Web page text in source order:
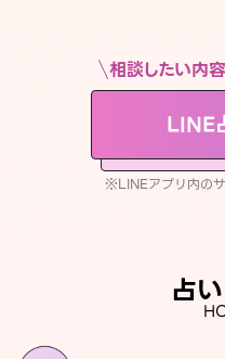
相談したい内
LINE
※LINEアプリ内の
占